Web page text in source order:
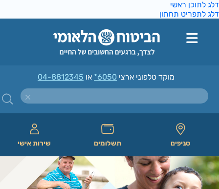
לתוכן ראשי
לתפריט תחתון
מוקד טלפוני ארצי*6050או04-8812345
סניפים תשלומים שירות אישי